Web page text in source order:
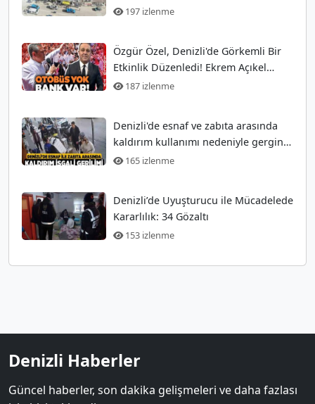
197 izlenme
Özgür Özel, Denizli'de Görkemli Bir
Etkinlik Düzenledi! Ekrem Açıkel
Tarihi Olayı
187 izlenme
Denizli'de esnaf ve zabıta arasında
kaldırım kullanımı nedeniyle gergin
anlar
165 izlenme
Denizli’de Uyuşturucu ile Mücadelede
Kararlılık: 34 Gözaltı
153 izlenme
Denizli Haberler
Güncel haberler, son dakika gelişmeleri ve daha fazlası